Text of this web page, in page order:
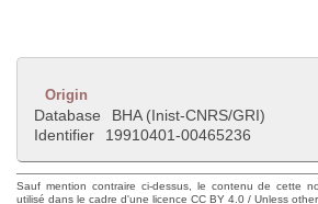
Origin
Database
BHA (Inist-CNRS/GRI)
Identifier
19910401-00465236
Sauf mention contraire ci-dessus, le contenu de cette
utilisé dans le cadre d'une licence CC BY 4.0 / Unless